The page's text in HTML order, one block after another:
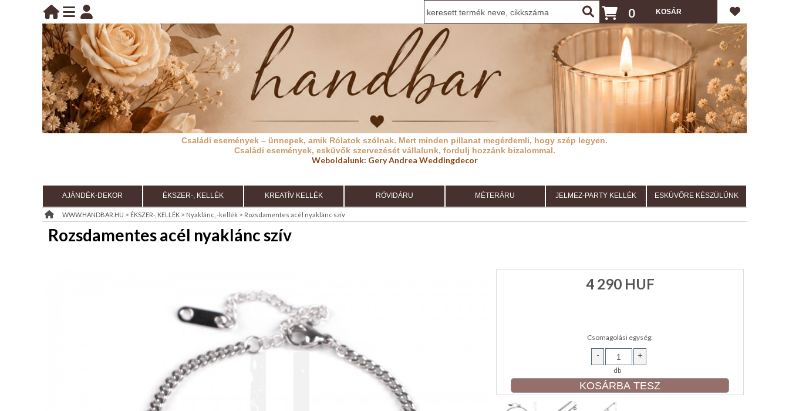
BELÉPÉS
KEZDŐLAP
TÁJÉKOZTATÓ
(ÁSZF)
KIÁRUSÍTÁS
ÉRDEKLŐDÉS,ÁRAJÁNLAT
belépés
regisztráció
információ
0
Családi események – ünnepek, amik Rólatok szólnak. Mert minden pillanat megérdemli, hogy szép legyen.
Családi események, esküvők szervezését vállalunk, fordulj hozzánk bizalommal.
Weboldalunk: Gery Andrea Weddingdecor
AJÁNDÉK-DEKOR ÉKSZER-, KELLÉK KREATÍV KELLÉK RÖVIDÁRU MÉTERÁRU JELMEZ-PARTY KELLÉK ESKÜVŐRE KÉSZÜLÜNK
WWW.HANDBAR.HU > ÉKSZER-, KELLÉK > Nyaklánc, -kellék > Rozsdamentes acél nyaklánc szív
Rozsdamentes acél nyaklánc szív
4 290HUF
Csomagolási egység:
- +
db